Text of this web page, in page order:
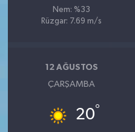
Nem: %33
Rüzgar: 7.69 m/s
12 AĞUSTOS
ÇARŞAMBA
20°